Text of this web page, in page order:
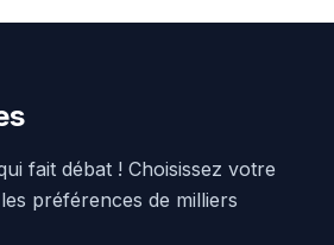
fait débat ! Choisissez votre
préférences de milliers